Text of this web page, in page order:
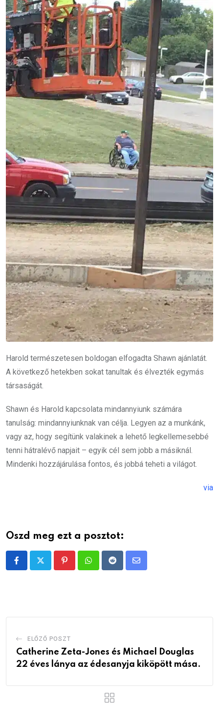
Harold természetesen boldogan elfogadta Shawn ajánlatát.
A következő hetekben sokat tanultak és élvezték egymás
társaságát.
Shawn és Harold kapcsolata mindannyiunk számára
tanulság: mindannyiunknak van célja. Legyen az a munkánk,
vagy az, hogy segítünk valakinek a lehető legkellemesebbé
tenni hátralévő napjait – egyik cél sem jobb a másiknál.
Mindenki hozzájárulása fontos, és jobbá teheti a világot.
via
Oszd meg ezt a posztot:
PinterestWhatsappRedditShare
ELŐZŐ POSZT
Catherine Zeta-Jones és Michael Douglas
22 éves lánya az édesanyja kiköpött mása.